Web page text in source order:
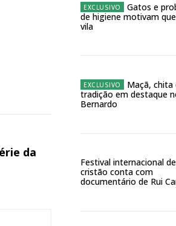
para assinatura anual
da
Gatos e
de higiene motivam
vila
Maçã, chita
tradição em destaque
Bernardo
Festival internacional
cristão conta com
documentário de Rui